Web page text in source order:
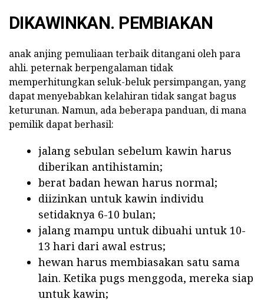
DIKAWINKAN. PEMBIAKAN
anak anjing pemuliaan terbaik ditangani oleh para
ahli. peternak berpengalaman tidak
memperhitungkan seluk-beluk persimpangan, yang
dapat menyebabkan kelahiran tidak sangat bagus
keturunan. Namun, ada beberapa panduan, di mana
pemilik dapat berhasil:
jalang sebulan sebelum kawin harus
diberikan antihistamin;
berat badan hewan harus normal;
diizinkan untuk kawin individu
setidaknya 6-10 bulan;
jalang mampu untuk dibuahi untuk 10-
13 hari dari awal estrus;
hewan harus membiasakan satu sama
lain. Ketika pugs menggoda, mereka siap
untuk kawin;